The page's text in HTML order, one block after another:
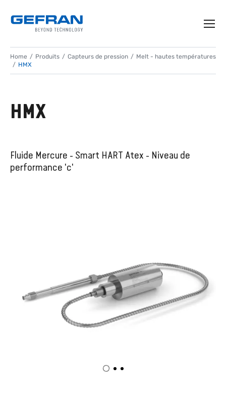
Home Produits Capteurs de pression
Melt - hautes températures
HMX
HMX
Fluide Mercure - Smart HART Atex - Niveau de
performance 'c'